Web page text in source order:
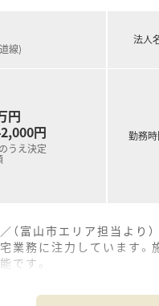
線)
円
円
うえ決定
法人
勤務
富山市エリア担当より）
業務に注力しています
です。